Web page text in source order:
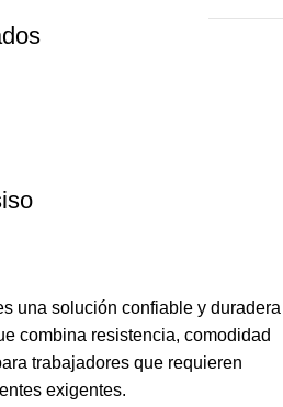
una solución confiable y duradera
combina resistencia, comodidad
trabajadores que requieren
exigentes.